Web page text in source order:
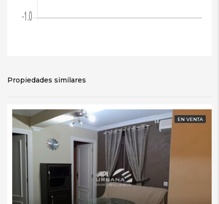
Propiedades similares
EN VENTA